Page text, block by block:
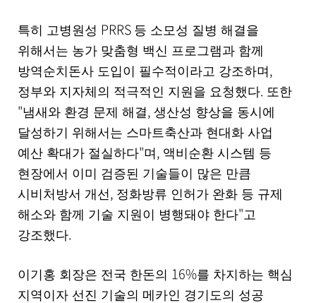
특히 고병원성 PRRS 등 소모성 질병 해결을
위해서는 농가 맞춤형 백신 프로그램과 함께
방역순치돈사 도입이 필수적이라고 강조하며 ,
정부와 지자체의 적극적인 지원을 요청했다. 또한
"냄새와 환경 문제 해결 , 생산성 향상을 동시에
달성하기 위해서는 스마트축산과 현대화 사업
예산 확대가 절실하다"며 , 액비순환 시스템 등
현장에서 이미 검증된 기술들이 많은 만큼
시비처방서 개선 , 정화방류 인허가 완화 등 규제
해소와 함께 기술 지원이 병행돼야 한다"고
강조했다.
이기홍 회장은 전국 한돈의 16%를 차지하는 핵심
지역이자 선진 기술의 메카인 경기도의 성공